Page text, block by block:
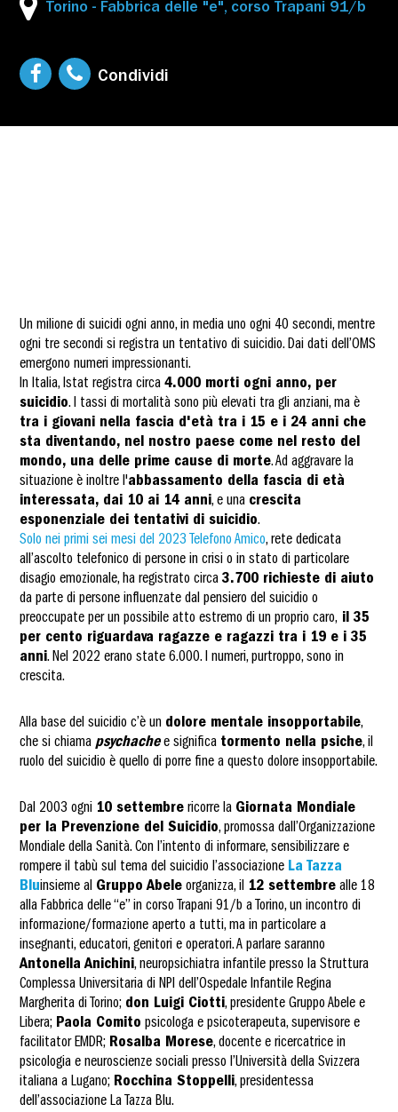
Torino - Fabbrica delle "e", corso Trapani 91/b
Condividi
Un milione di suicidi ogni anno, in media uno ogni 40 secondi, mentre
ogni tre secondi si registra un tentativo di suicidio. Dai dati dell’OMS
emergono numeri impressionanti.
In Italia, Istat registra circa4.000 morti ogni anno, per
suicidio. I tassi di mortalità sono più elevati tra gli anziani, ma è
tra i giovani nella fascia d'età tra i 15 e i 24 anni che
sta diventando, nel nostro paese come nel resto del
mondo, una delle prime cause di morte. Ad aggravare la
situazione è inoltre l'abbassamento della fascia di età
interessata, dai 10 ai 14 anni, e una crescita
esponenziale dei tentativi di suicidio.
Solo nei primi sei mesi del 2023 Telefono Amico, rete dedicata
all’ascolto telefonico di persone in crisi o in stato di particolare
disagio emozionale, ha registrato circa3.700 richieste di aiuto
da parte di persone influenzate dal pensiero del suicidio o
preoccupate per un possibile atto estremo di un proprio caro, il 35
per cento riguardava ragazze e ragazzi tra i 19 e i 35
anni. Nel 2022 erano state 6.000. I numeri, purtroppo, sono in
crescita.
Alla base del suicidio c’è un dolore mentale insopportabile,
che si chiamapsychachee significa tormento nella psiche, il
ruolo del suicidio è quello di porre fine a questo dolore insopportabile.
Dal 2003 ogni 10 settembre ricorre la Giornata Mondiale
per la Prevenzione del Suicidio, promossa dall’Organizzazione
Mondiale della Sanità. Con l’intento di informare, sensibilizzare e
rompere il tabù sul tema del suicidio l’associazione La Tazza
Bluinsieme al Gruppo Abele organizza, il 12 settembre alle 18
alla Fabbrica delle “e” in corso Trapani 91/b a Torino, un incontro di
informazione/formazione aperto a tutti, ma in particolare a
insegnanti, educatori, genitori e operatori. A parlare saranno
Antonella Anichini, neuropsichiatra infantile presso la Struttura
Complessa Universitaria di NPI dell’Ospedale Infantile Regina
Margherita di Torino; don Luigi Ciotti, presidente Gruppo Abele e
Libera; Paola Comito psicologa e psicoterapeuta, supervisore e
facilitator EMDR; Rosalba Morese, docente e ricercatrice in
psicologia e neuroscienze sociali presso l’Università della Svizzera
italiana a Lugano; Rocchina Stoppelli, presidentessa
dell’associazione La Tazza Blu.